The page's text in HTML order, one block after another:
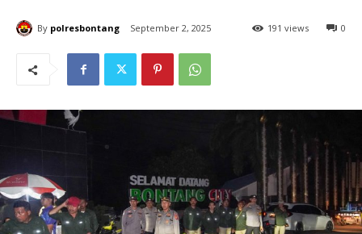
By polresbontang September 2, 2025 0
191 views